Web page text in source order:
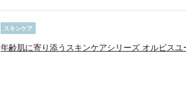
スキンケア
年齢肌に寄り添うスキンケアシリーズ オルビスユ